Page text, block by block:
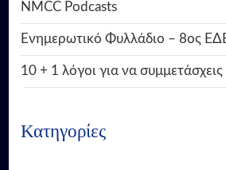
NMCC Podcasts
Ενημερωτικό Φυλλάδιο – 8ος
10 + 1 λόγοι για να
Κατηγορίες